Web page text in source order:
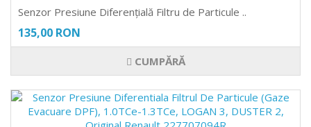
Senzor Presiune Diferențială Filtru de Particule ..
135,00 RON
CUMPĂRĂ